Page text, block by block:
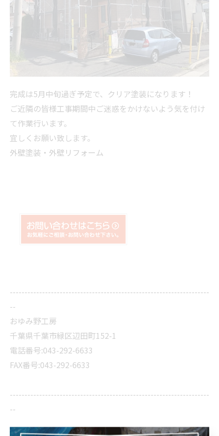
完成は5月中旬過ぎ予定で、クリア塗装になります！
ご近隣の皆様工事期間中ご迷惑をかけないよう気を付け
て作業行います。
宜しくお願い致します。
外壁塗装・外壁リフォーム
--------------------------------------------------------------------
--
おゆみ野工房
千葉県千葉市緑区辺田町152-1
電話番号:043-292-6633
FAX番号:043-292-6633
--------------------------------------------------------------------
--